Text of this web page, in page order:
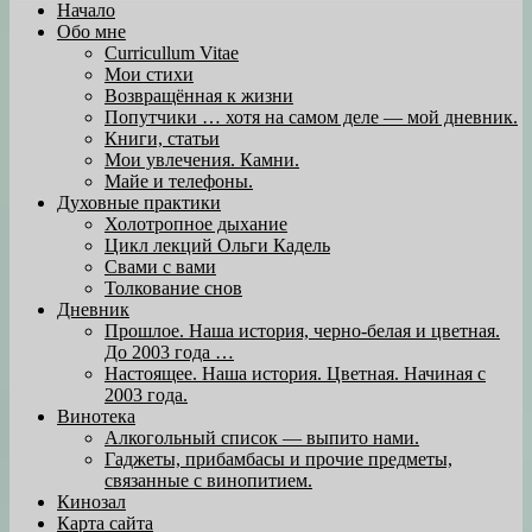
Начало
Обо мне
Curricullum Vitae
Мои стихи
Возвращённая к жизни
Попутчики … хотя на самом деле — мой дневник.
Книги, статьи
Мои увлечения. Камни.
Майе и телефоны.
Духовные практики
Холотропное дыхание
Цикл лекций Ольги Кадель
Свами с вами
Толкование снов
Дневник
Прошлое. Наша история, черно-белая и цветная.
До 2003 года …
Настоящее. Наша история. Цветная. Начиная с
2003 года.
Винотека
Алкогольный список — выпито нами.
Гаджеты, прибамбасы и прочие предметы,
связанные с винопитием.
Кинозал
Карта сайта